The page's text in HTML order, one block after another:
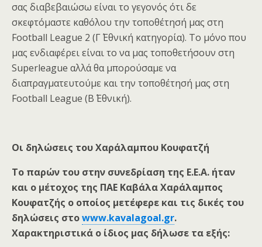
σας διαβεβαιώσω είναι το γεγονός ότι δε
σκεφτόμαστε καθόλου την τοποθέτησή μας στη
Football League 2 (Γ΄ Εθνική κατηγορία). Το μόνο που
μας ενδιαφέρει είναι το να μας τοποθετήσουν στη
Superleague αλλά θα μπορούσαμε να
διαπραγματευτούμε και την τοποθέτησή μας στη
Football League (Β΄ Εθνική).
Οι δηλώσεις του Χαράλαμπου Κουφατζή
Το παρών του στην συνεδρίαση της Ε.Ε.Α. ήταν
και ο μέτοχος της ΠΑΕ Καβάλα Χαράλαμπος
Κουφατζής ο οποίος μετέφερε και τις δικές του
δηλώσεις στοwww.kavalagoal.gr.
Χαρακτηριστικά ο ίδιος μας δήλωσε τα εξής: